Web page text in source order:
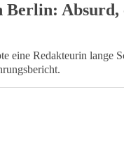
Berlin:
eine Redakteurin lange